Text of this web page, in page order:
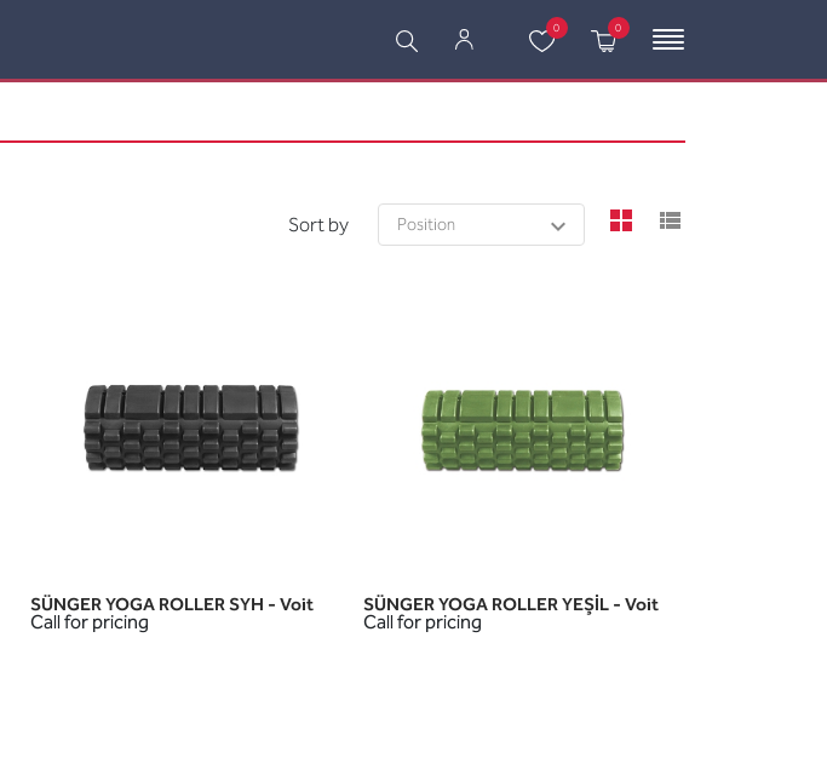
0 0
Sort by viewmode grid
QUICK VIEW
SÜNGER YOGA ROLLER SYH - Voit
Call for pricing QUICK VIEW
SÜNGER YOGA ROLLER YEŞİL - Voit
Call for pricing